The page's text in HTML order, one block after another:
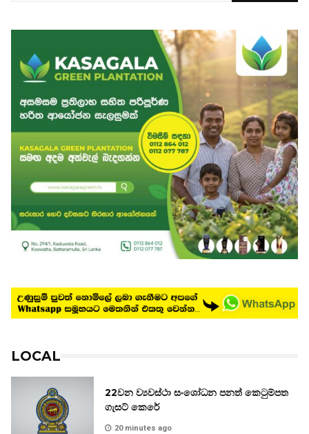
LOCAL
22වන ව්‍යවස්ථා සංශෝධන පනත් කෙටුම්පත
ගැසට් කෙරේ
20 minutes ago